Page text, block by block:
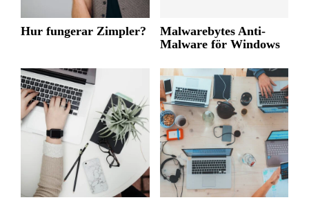
Hur fungerar Zimpler?
Malwarebytes Anti-
Malware för Windows